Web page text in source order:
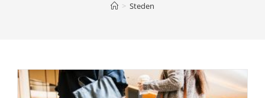
> Steden